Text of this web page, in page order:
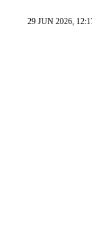
29 JUN 2026,